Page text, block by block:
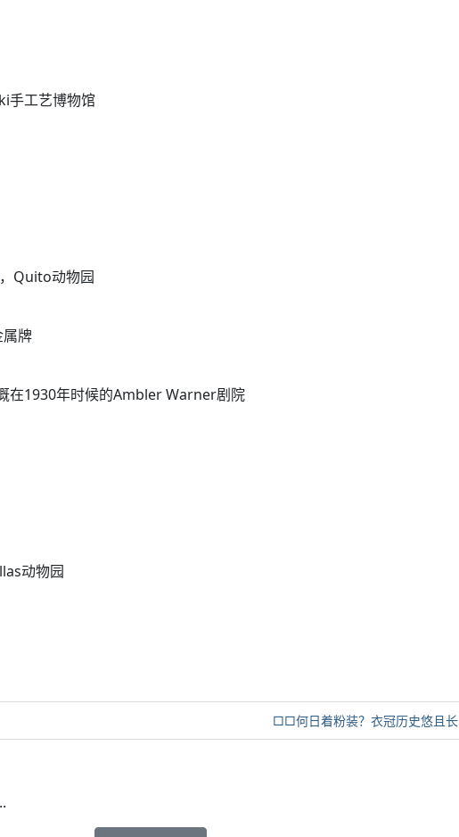
手工艺博物馆
Quito动物园
牌
在1930年时候的Ambler Warner剧院
动物园
□□何日着粉装？衣冠历史悠且长